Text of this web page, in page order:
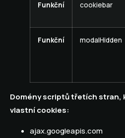
Funkční cookiebar
Funkční modalHidden
Domény scriptů třetích stran,
vlastní cookies:
ajax.googleapis.com